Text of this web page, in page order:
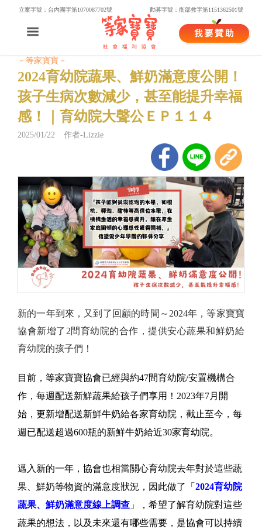
立案字號：台內團字第1070087702號 勸募字號：衛部救字第1151362501號
－等家寶寶－
2024育幼院蔬果、鮮奶滿意度公開！
孩子生病次數減少，甚至能提升幸福
感！｜育幼院大聲公ＥＰ１１４
2025/01/22 作者-Lizzie
新的一年到來，又到了回顧的時間～2024年，等家寶寶
協會新增了2間育幼院的合作，提供安心蔬果和鮮奶給
育幼院的孩子們！
目前，等家寶寶協會已經與約47間育幼院/安置機構合
作，每週配送新鮮蔬果給孩子們享用！2023年7月開
始，更新增配送新鮮牛奶給各家育幼院，截止至今，每
週已配送超過600瓶的新鮮牛奶給近30家育幼院。
邁入新的一年，協會也相當關心育幼院去年對於這些蔬
果、鮮奶等物資的滿意度狀況，因此做了「 2024育幼院
蔬果、鮮奶滿意度線上調查 」，希望了解育幼院對這些
蔬果的想法，以及未來還有哪些需要，是協會可以持續